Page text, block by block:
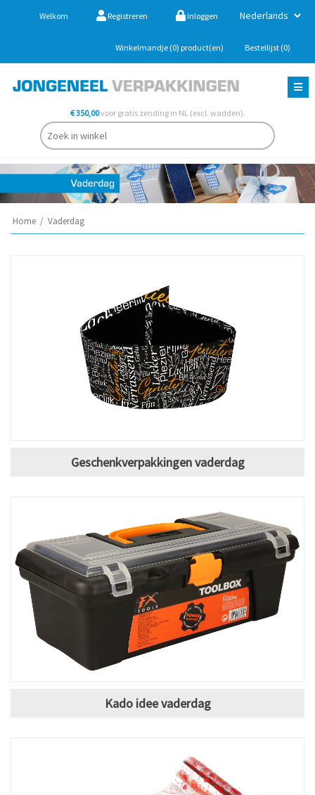
Welkom Registreren Inloggen
Winkelmandje (0) product(en) Bestellijst (0)
€ 350,00voor gratis zending in NL (excl. wadden).
Home / Vaderdag
Geschenkverpakkingen vaderdag
Kado idee vaderdag